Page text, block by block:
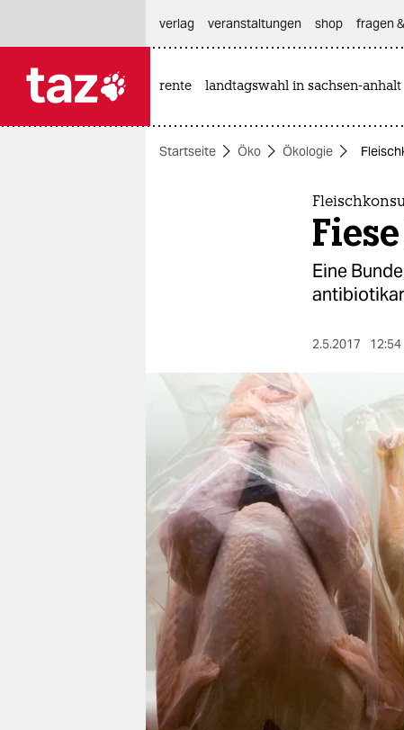
themen
wahrheit
verlag
verlag
veranstaltungen
shop
fragen & hilfe
unterstützen
verlag
veranstaltungen shop fragen
rente landtagswahl in sachsen-anhalt
Startseite Öko Ökologie
Eine
2.5.2017